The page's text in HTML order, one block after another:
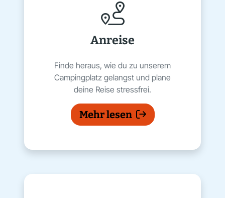
Anreise
Finde heraus, wie du zu unserem
Campingplatz gelangst und plane
deine Reise stressfrei.
Mehr lesen